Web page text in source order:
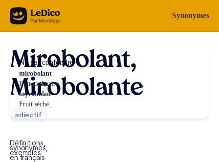
Aller au contenu Synonymes
Mirobolant,
Mirobolante
adjectif
Définitions,
synonymes,
exemples
en français
Ne pas confondre
mirobolant
Extraordinaire.
myrobolan
Fruit séché.